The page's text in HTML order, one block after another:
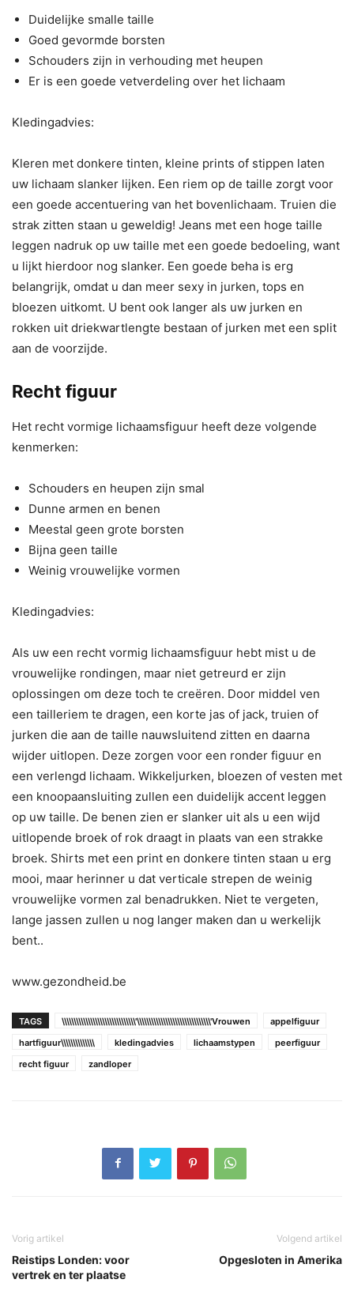
Duidelijke smalle taille
Goed gevormde borsten
Schouders zijn in verhouding met heupen
Er is een goede vetverdeling over het lichaam
Kledingadvies:
Kleren met donkere tinten, kleine prints of stippen laten
uw lichaam slanker lijken. Een riem op de taille zorgt voor
een goede accentuering van het bovenlichaam. Truien die
strak zitten staan u geweldig! Jeans met een hoge taille
leggen nadruk op uw taille met een goede bedoeling, want
u lijkt hierdoor nog slanker. Een goede beha is erg
belangrijk, omdat u dan meer sexy in jurken, tops en
bloezen uitkomt. U bent ook langer als uw jurken en
rokken uit driekwartlengte bestaan of jurken met een split
aan de voorzijde.
Recht figuur
Het recht vormige lichaamsfiguur heeft deze volgende
kenmerken:
Schouders en heupen zijn smal
Dunne armen en benen
Meestal geen grote borsten
Bijna geen taille
Weinig vrouwelijke vormen
Kledingadvies:
Als uw een recht vormig lichaamsfiguur hebt mist u de
vrouwelijke rondingen, maar niet getreurd er zijn
oplossingen om deze toch te creëren. Door middel ven
een tailleriem te dragen, een korte jas of jack, truien of
jurken die aan de taille nauwsluitend zitten en daarna
wijder uitlopen. Deze zorgen voor een ronder figuur en
een verlengd lichaam. Wikkeljurken, bloezen of vesten met
een knoopaansluiting zullen een duidelijk accent leggen
op uw taille. De benen zien er slanker uit als u een wijd
uitlopende broek of rok draagt in plaats van een strakke
broek. Shirts met een print en donkere tinten staan u erg
mooi, maar herinner u dat verticale strepen de weinig
vrouwelijke vormen zal benadrukken. Niet te vergeten,
lange jassen zullen u nog langer maken dan u werkelijk
bent..
www.gezondheid.be
TAGS \\\\\\\\\\\\\\\\\\\\\\\\\\\\\\\'\\\\\\\\\\\\\\\\\\\\\\\\\\\\\\\'Vrouwen
appelfiguur
hartfiguur\\\\\\\\\\\\\\
kledingadvies lichaamstypen
peerfiguur
recht figuur
zandloper
Vorig artikel
Reistips Londen: voor
vertrek en ter plaatse
Volgend artikel
Opgesloten in Amerika